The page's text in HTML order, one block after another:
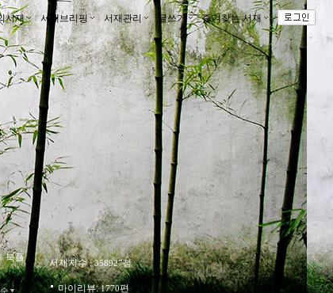
서재 ｌ서재브리핑 ｌ 서재관리 ｌ 글쓰기 ｌ즐겨찾는 서재 ｌ
북플 서재지수: 358927점
마이리뷰:1770편